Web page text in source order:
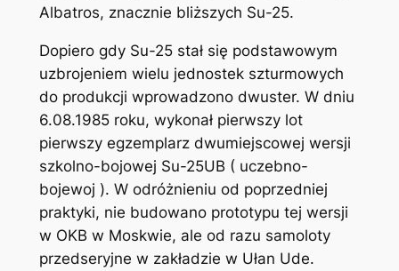
Albatros, znacznie bliższych Su-25.
Dopiero gdy Su-25 stał się podstawowym
uzbrojeniem wielu jednostek szturmowych
do produkcji wprowadzono dwuster. W dniu
6.08.1985 roku, wykonał pierwszy lot
pierwszy egzemplarz dwumiejscowej wersji
szkolno-bojowej Su-25UB ( uczebno-
bojewoj ). W odróżnieniu od poprze­dniej
praktyki, nie budowano pro­totypu tej wersji
w OKB w Mosk­wie, ale od razu samoloty
przedseryjne w zakładzie w Ułan Ude.